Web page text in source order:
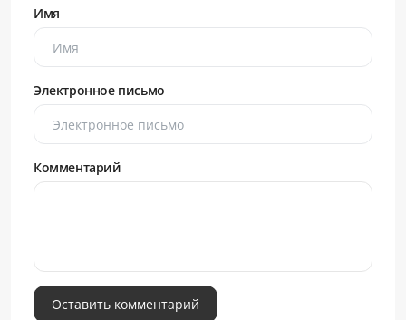
Имя
Электронное письмо
Комментарий
Оставить комментарий